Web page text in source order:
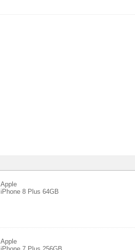
Apple
iPhone 8 Plus 64GB
Apple